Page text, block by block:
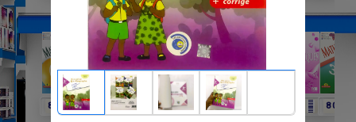
8 250F 6 060F 4 025 8 015F 6 600 8 000